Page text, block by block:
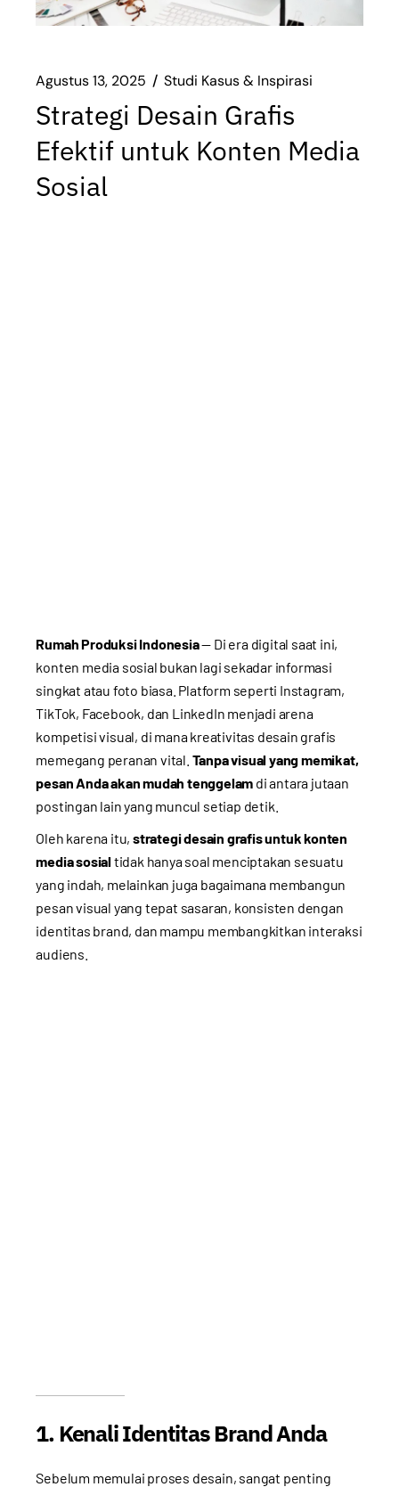
Agustus 13, 2025 Studi Kasus & Inspirasi
Strategi Desain Grafis
Efektif untuk Konten Media
Sosial
Rumah Produksi Indonesia— Di era digital saat ini,
konten media sosial bukan lagi sekadar informasi
singkat atau foto biasa. Platform seperti Instagram,
TikTok, Facebook, dan LinkedIn menjadi arena
kompetisi visual, di mana kreativitas desain grafis
memegang peranan vital. Tanpa visual yang memikat,
pesan Anda akan mudah tenggelam di antara jutaan
postingan lain yang muncul setiap detik.
Oleh karena itu, strategi desain grafis untuk konten
media sosialtidak hanya soal menciptakan sesuatu
yang indah, melainkan juga bagaimana membangun
pesan visual yang tepat sasaran, konsisten dengan
identitas brand, dan mampu membangkitkan interaksi
audiens.
1. Kenali Identitas Brand Anda
Sebelum memulai proses desain, sangat penting